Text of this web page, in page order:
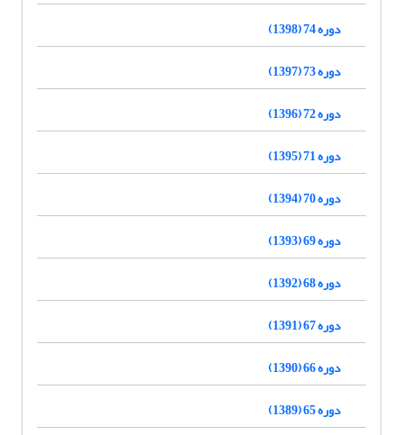
دوره 74 (1398)
دوره 73 (1397)
دوره 72 (1396)
دوره 71 (1395)
دوره 70 (1394)
دوره 69 (1393)
دوره 68 (1392)
دوره 67 (1391)
دوره 66 (1390)
دوره 65 (1389)